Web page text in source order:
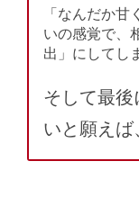
「なんだか
いの感覚で、
出」にしてし
そして最
いと願えば